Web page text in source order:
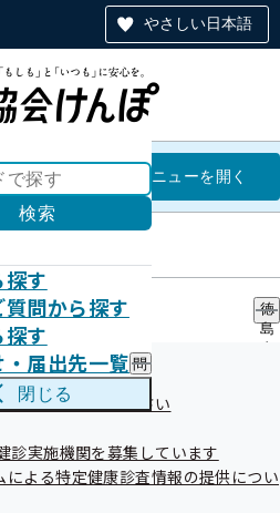
やさしい日本語
で探す
検索
す
問から探す
す
届出先一覧 問
い
せ
・
届
閉じる
徳島支部
メニューを開く
ご案内
徳
島
保
健
ご案内
提供にご協力ください
診実施機関を募集しています
よる特定健康診査情報の提供につい
1歳からのむし歯